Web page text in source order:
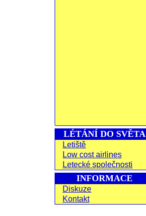
LÉTÁNÍ DO SVĚTA
Letiště
Low cost airlines
Letecké společnosti
INFORMACE
Diskuze
Kontakt